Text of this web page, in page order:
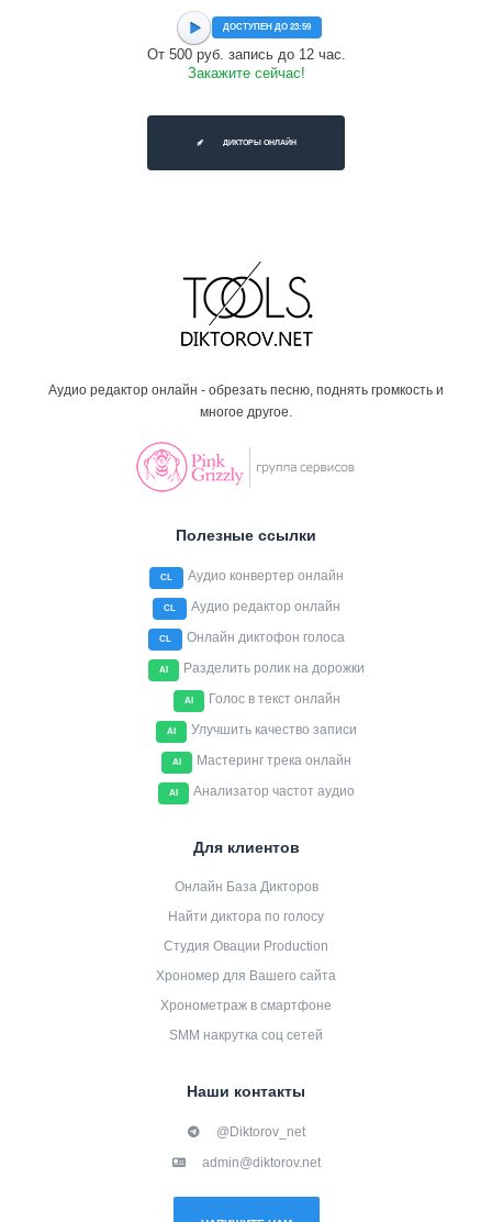
ДОСТУПЕН ДО 23:59
От 500 руб. запись до 12 час.
Закажите сейчас!
ДИКТОРЫ ОНЛАЙН
Аудио редактор онлайн - обрезать песню, поднять громкость и
многое другое.
Полезные ссылки
CL Аудио конвертер онлайн
CL Аудио редактор онлайн
CL Онлайн диктофон голоса
AI Разделить ролик на дорожки
AI Голос в текст онлайн
AI Улучшить качество записи
AI Мастеринг трека онлайн
AI Анализатор частот аудио
Для клиентов
Онлайн База Дикторов
Найти диктора по голосу
Студия Овации Production
Хрономер для Вашего сайта
Хронометраж в смартфоне
SMM накрутка соц сетей
Наши контакты
@Diktorov_net
admin@diktorov.net